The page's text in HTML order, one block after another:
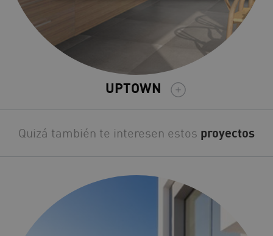
UPTOWN
Quizá también te interesen estos proyectos